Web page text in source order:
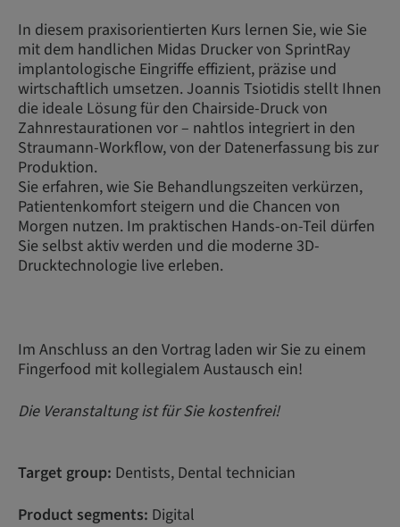
In diesem praxisorientierten Kurs lernen Sie, wie Sie
mit dem handlichen Midas Drucker von SprintRay
implantologische Eingriffe effizient, präzise und
wirtschaftlich umsetzen. Joannis Tsiotidis stellt Ihnen
die ideale Lösung für den Chairside-Druck von
Zahnrestaurationen vor – nahtlos integriert in den
Straumann-Workflow, von der Datenerfassung bis zur
Produktion.
Sie erfahren, wie Sie Behandlungszeiten verkürzen,
Patientenkomfort steigern und die Chancen von
Morgen nutzen. Im praktischen Hands-on-Teil dürfen
Sie selbst aktiv werden und die moderne 3D-
Drucktechnologie live erleben.
Im Anschluss an den Vortrag laden wir Sie zu einem
Fingerfood mit kollegialem Austausch ein!
Die Veranstaltung ist für Sie kostenfrei!
Target group: Dentists, Dental technician
Product segments: Digital